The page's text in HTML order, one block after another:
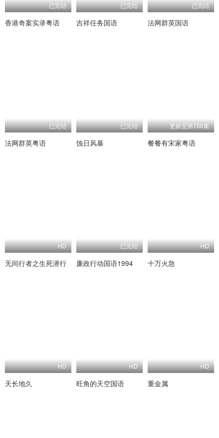
已完结
香港奇案实录粤语
已完结
吉祥任务国语
已完结
法网群英国语
已完结
法网群英粤语
已完结
蚀日风暴
更新至第156集
餐餐有宋家粤语
HD
无间行者之生死潜行
已完结
廉政行动国语1994
HD
十万火急
HD
天长地久
HD
旺角的天空国语
HD
重金属